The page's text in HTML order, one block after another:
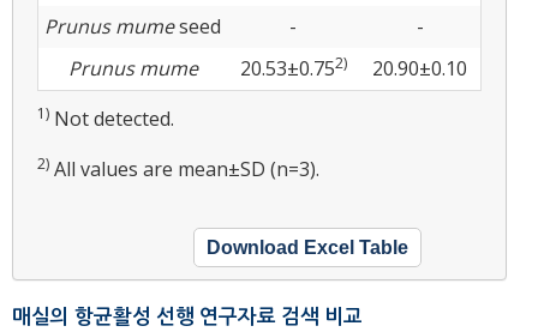
Prunus mumeseed -
-
Prunus mume
20.53±0.752) 20.90±0.10
1) Not detected.
2) All values are mean±SD (n=3).
Download Excel Table
매실의 항균활성 선행 연구자료 검색 비교